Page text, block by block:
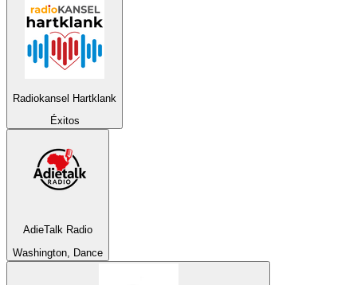
Radiokansel Hartklank
Éxitos
AdieTalk Radio
Washington, Dance